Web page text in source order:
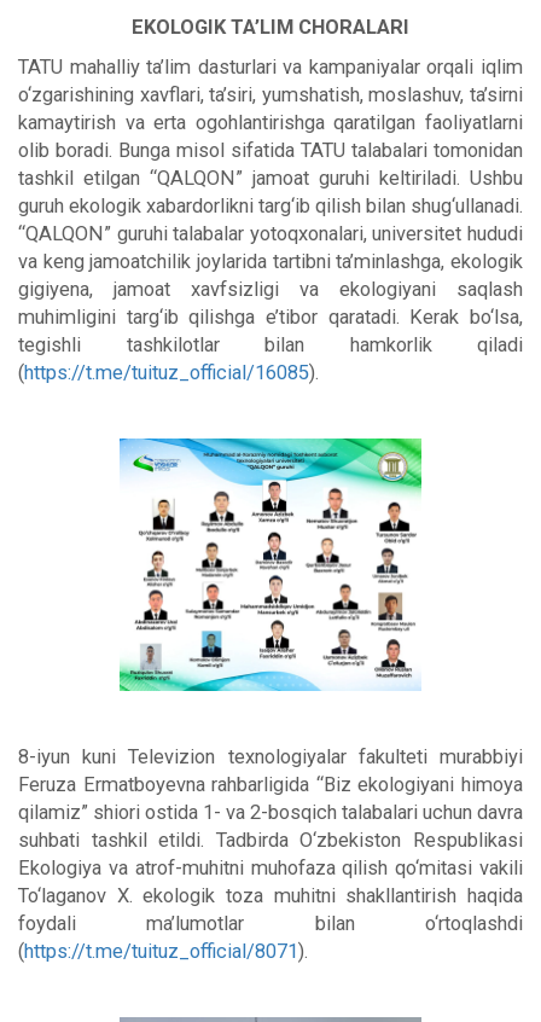
EKOLOGIK TA’LIM CHORALARI
TATU mahalliy ta’lim dasturlari va kampaniyalar orqali iqlim
o‘zgarishining xavflari, ta’siri, yumshatish, moslashuv, ta’sirni
kamaytirish va erta ogohlantirishga qaratilgan faoliyatlarni
olib boradi. Bunga misol sifatida TATU talabalari tomonidan
tashkil etilgan “QALQON” jamoat guruhi keltiriladi. Ushbu
guruh ekologik xabardorlikni targ‘ib qilish bilan shug‘ullanadi.
“QALQON” guruhi talabalar yotoqxonalari, universitet hududi
va keng jamoatchilik joylarida tartibni ta’minlashga, ekologik
gigiyena, jamoat xavfsizligi va ekologiyani saqlash
muhimligini targ‘ib qilishga e’tibor qaratadi. Kerak bo‘lsa,
tegishli tashkilotlar bilan hamkorlik qiladi
(https://t.me/tuituz_official/16085).
8-iyun kuni Televizion texnologiyalar fakulteti murabbiyi
Feruza Ermatboyevna rahbarligida “Biz ekologiyani himoya
qilamiz” shiori ostida 1- va 2-bosqich talabalari uchun davra
suhbati tashkil etildi. Tadbirda O‘zbekiston Respublikasi
Ekologiya va atrof-muhitni muhofaza qilish qo‘mitasi vakili
To‘laganov X. ekologik toza muhitni shakllantirish haqida
foydali ma’lumotlar bilan o‘rtoqlashdi
(https://t.me/tuituz_official/8071).